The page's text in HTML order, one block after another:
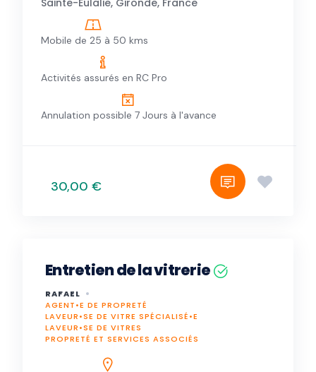
Sainte-Eulalie, Gironde, France
Mobile de 25 à 50 kms
Activités assurés en RC Pro
Annulation possible 7 Jours à l'avance
30,00 €
Entretien de la vitrerie
RAFAEL
AGENT•E DE PROPRETÉ
LAVEUR•SE DE VITRE SPÉCIALISÉ•E
LAVEUR•SE DE VITRES
PROPRETÉ ET SERVICES ASSOCIÉS